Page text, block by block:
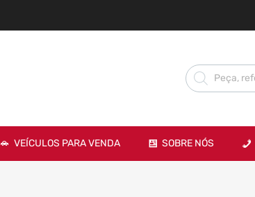
VEÍCULOS PARA VENDA SOBRE NÓS